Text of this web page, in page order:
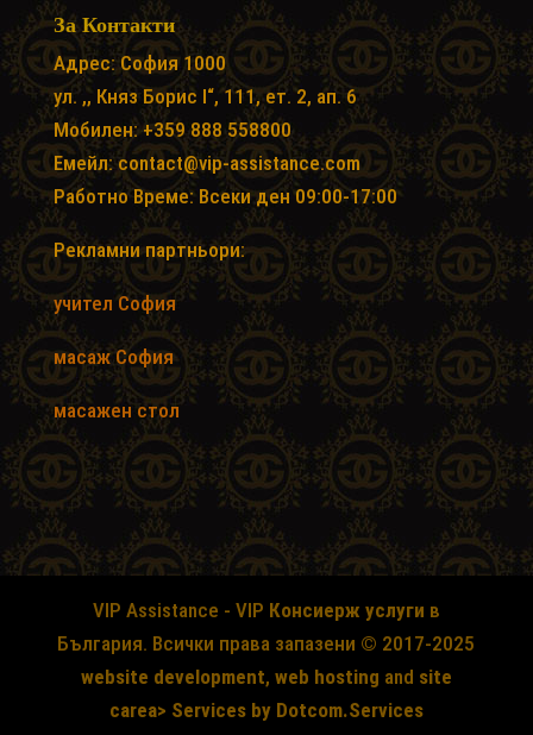
За Контакти
Адрес: София 1000
ул. ,, Княз Борис I“, 111, ет. 2, ап. 6
Мобилен: +359 888 558800
Емейл: contact@vip-assistance.com
Работно Време: Всеки ден 09:00-17:00
Рекламни партньори:
учител София
масаж София
масажен стол
VIP Assistance - VIP Консиерж услуги в
България. Всички права запазени © 2017-2025
website development, web hosting and site
careа> Services by Dotcom.Services